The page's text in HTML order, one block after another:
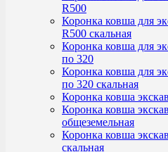
R500
Коронка ковша для
R500 скальная
Коронка ковша для
по 320
Коронка ковша для
по 320 скальная
Коронка ковша
Коронка ковша
общеземельная
Коронка ковша
скальная